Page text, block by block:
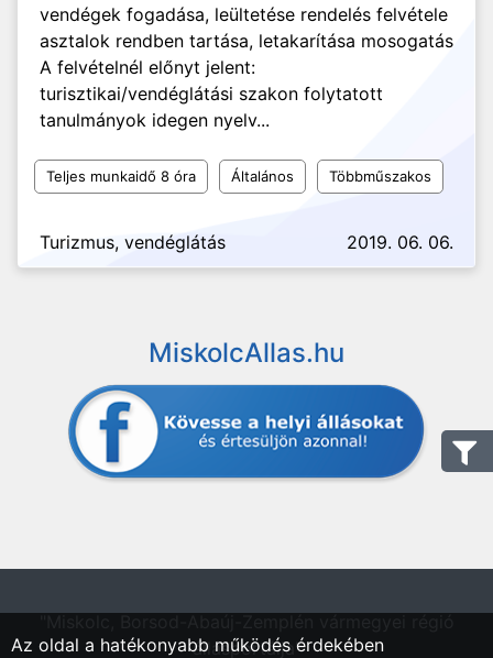
vendégek fogadása, leültetése rendelés felvétele
asztalok rendben tartása, letakarítása mosogatás
A felvételnél előnyt jelent:
turisztikai/vendéglátási szakon folytatott
tanulmányok idegen nyelv...
Teljes munkaidő 8 óra Általános Többműszakos
Turizmus, vendéglátás 2019. 06. 06.
MiskolcAllas.hu
állásportálja"
Az oldal a hatékonyabb működés érdekében